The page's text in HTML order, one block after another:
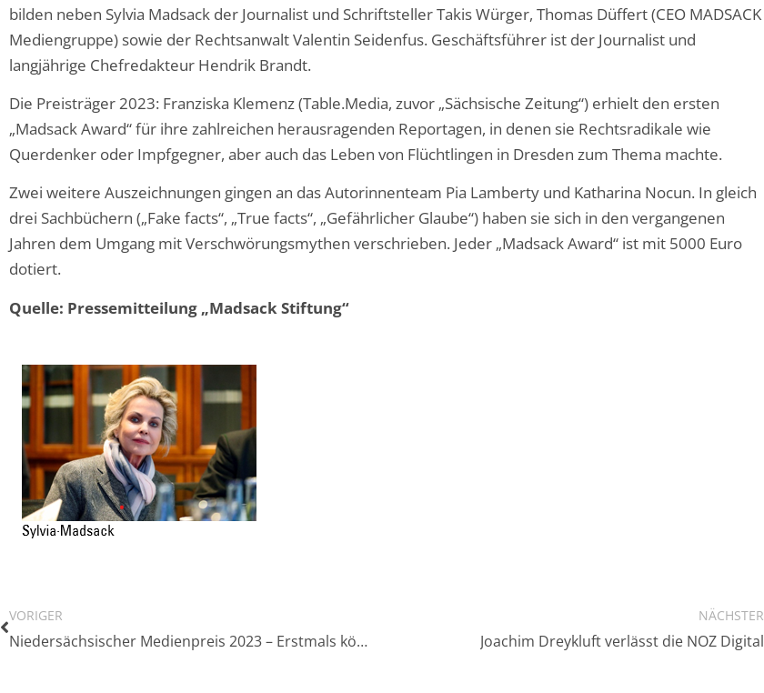
bilden neben Sylvia Madsack der Journalist und Schriftsteller Takis Würger, Thomas Düffert (CEO MADSACK
Mediengruppe) sowie der Rechtsanwalt Valentin Seidenfus. Geschäftsführer ist der Journalist und
langjährige Chefredakteur Hendrik Brandt.
Die Preisträger 2023: Franziska Klemenz (Table.Media, zuvor „Sächsische Zeitung“) erhielt den ersten
„Madsack Award“ für ihre zahlreichen herausragenden Reportagen, in denen sie Rechtsradikale wie
Querdenker oder Impfgegner, aber auch das Leben von Flüchtlingen in Dresden zum Thema machte.
Zwei weitere Auszeichnungen gingen an das Autorinnenteam Pia Lamberty und Katharina Nocun. In gleich
drei Sachbüchern („Fake facts“, „True facts“, „Gefährlicher Glaube“) haben sie sich in den vergangenen
Jahren dem Umgang mit Verschwörungsmythen verschrieben. Jeder „Madsack Award“ ist mit 5000 Euro
dotiert.
Quelle: Pressemitteilung „Madsack Stiftung“
VORIGER
Niedersächsischer Medienpreis 2023 – Erstmals können in der Kategorie „Online“ auch Journalisten von Verlagen mitmachen
NÄCHSTER
Joachim Dreykluft verlässt die NOZ Digital